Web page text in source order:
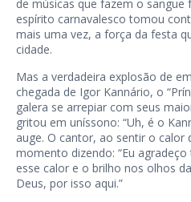
de músicas que fazem o sangue
espírito carnavalesco tomou
mais uma vez, a força da festa
cidade.
Mas a verdadeira explosão de
chegada de Igor Kannário, o
galera se arrepiar com seus
gritou em uníssono: “Uh, é o
auge. O cantor, ao sentir o calor
momento dizendo: “Eu
esse calor e o brilho nos olhos
Deus, por isso aqui.”